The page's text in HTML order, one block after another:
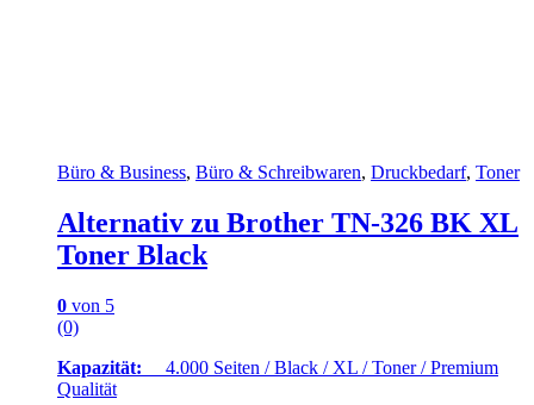
Büro & Business, Büro & Schreibwaren, Druckbedarf, Toner
Alternativ zu Brother TN-326 BK XL
Toner Black
0 von 5
(0)
Kapazität: 4.000 Seiten / Black / XL / Toner / Premium
Qualität